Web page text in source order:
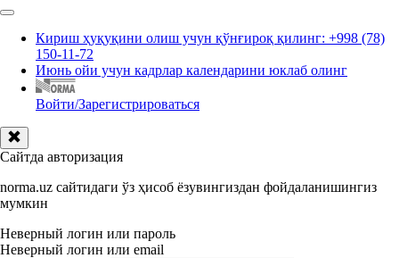
Кириш ҳуқуқини олиш учун қўнғироқ қилинг: +998 (78)
150-11-72
Июнь ойи учун кадрлар календарини юклаб олинг
Войти/Зарегистрироваться
Сайтда авторизация
norma.uz сайтидаги ўз ҳисоб ёзувингиздан фойдаланишингиз
мумкин
Неверный логин или пароль
Неверный логин или email